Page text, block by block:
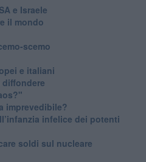
e Israele
il mondo
scemo
e italiani
diffondere
imprevedibile?
infelice dei potenti
soldi sul nucleare